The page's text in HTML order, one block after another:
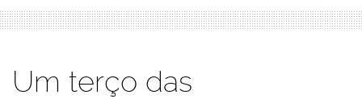
Um terço das